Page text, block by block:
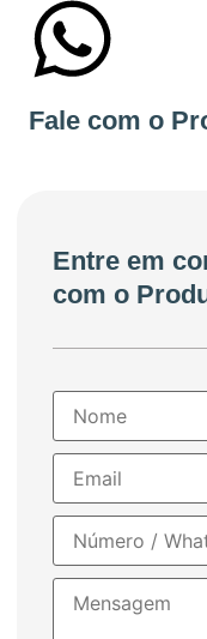
Fale com o
Entre em
com o